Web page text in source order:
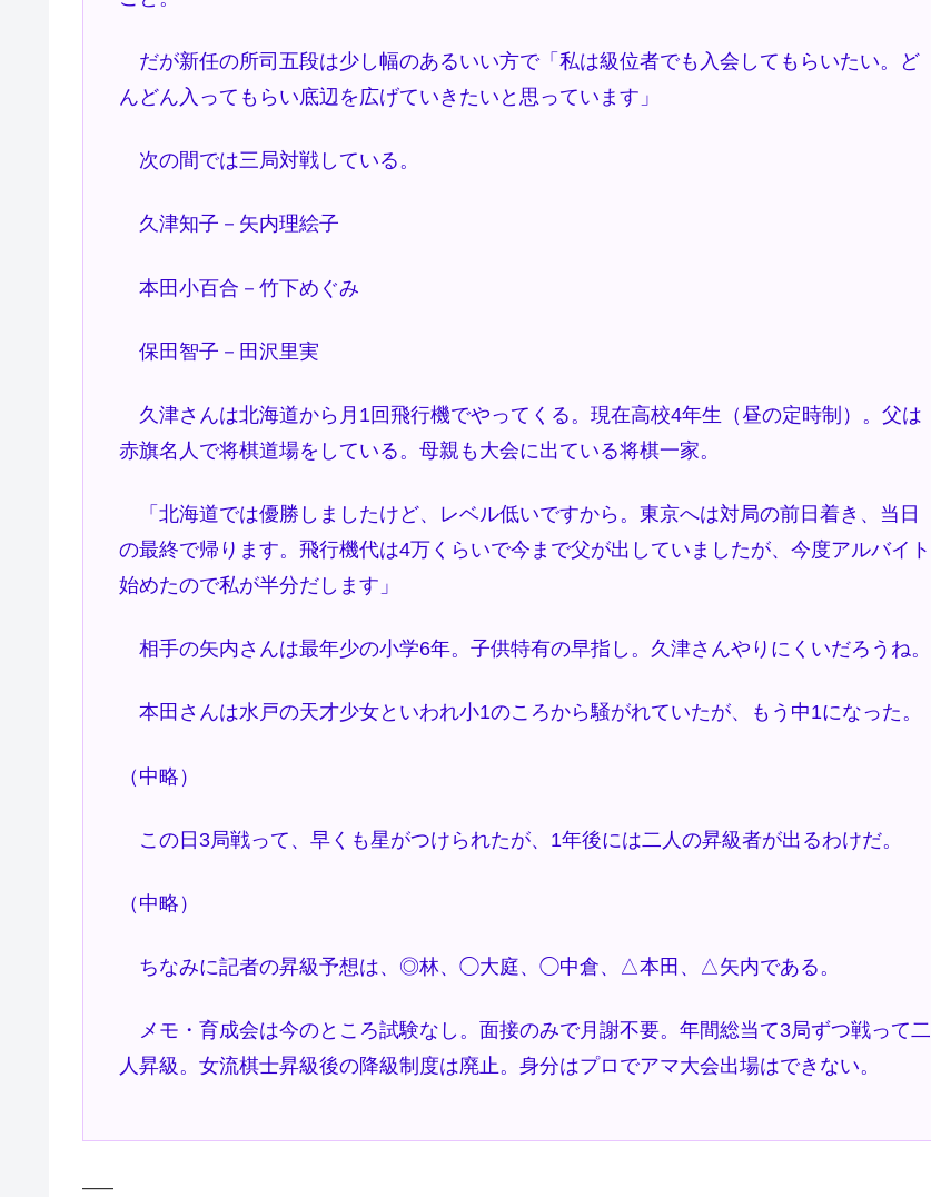
だが新任の所司五段は少し幅のあるいい方で「私は級位者でも入会してもらいたい。ど
んどん入ってもらい底辺を広げていきたいと思っています」
次の間では三局対戦している。
久津知子－矢内理絵子
本田小百合－竹下めぐみ
保田智子－田沢里実
久津さんは北海道から月1回飛行機でやってくる。現在高校4年生（昼の定時制）。父は
赤旗名人で将棋道場をしている。母親も大会に出ている将棋一家。
「北海道では優勝しましたけど、レベル低いですから。東京へは対局の前日着き、当日
の最終で帰ります。飛行機代は4万くらいで今まで父が出していましたが、今度アルバイト
始めたので私が半分だします」
相手の矢内さんは最年少の小学6年。子供特有の早指し。久津さんやりにくいだろうね。
本田さんは水戸の天才少女といわれ小1のころから騒がれていたが、もう中1になった。
（中略）
この日3局戦って、早くも星がつけられたが、1年後には二人の昇級者が出るわけだ。
（中略）
ちなみに記者の昇級予想は、◎林、◯大庭、◯中倉、△本田、△矢内である。
メモ・育成会は今のところ試験なし。面接のみで月謝不要。年間総当て3局ずつ戦って二
人昇級。女流棋士昇級後の降級制度は廃止。身分はプロでアマ大会出場はできない。
—–